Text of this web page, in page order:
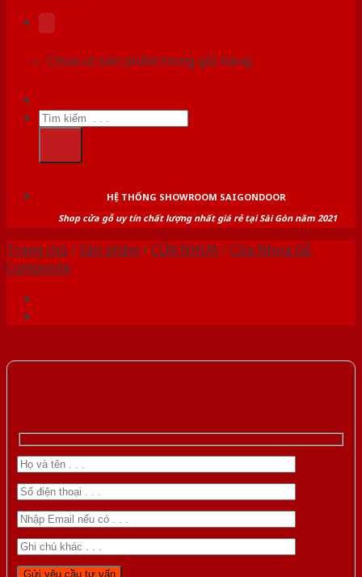
Chưa có sản phẩm trong giỏ hàng.
Tìm
kiếm:
HỆ THỐNG SHOWROOM SAIGONDOOR
Shop cửa gỗ uy tín chất lượng nhất giá rẻ tại Sài Gòn năm 2021
Trang chủ /Sản phẩm /CỬA NHỰA/Cửa Nhựa Gỗ
Composite